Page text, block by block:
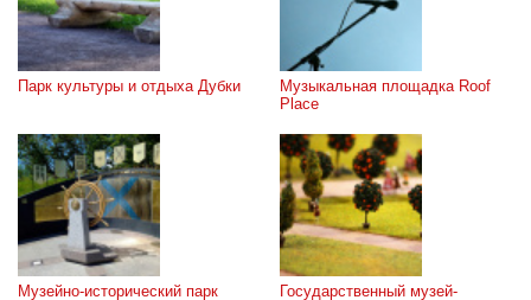
Парк культуры и отдыха Дубки
Музыкальная площадка Roof
Place
Музейно-исторический парк Государственный музей-